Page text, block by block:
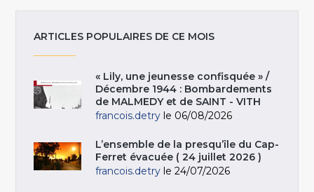
ARTICLES POPULAIRES DE CE MOIS
« Lily, une jeunesse confisquée » /
Décembre 1944 : Bombardements
de MALMEDY et de SAINT - VITH
francois.detry le 06/08/2026
L’ensemble de la presqu’île du Cap-
Ferret évacuée ( 24 juillet 2026 )
francois.detry le 24/07/2026